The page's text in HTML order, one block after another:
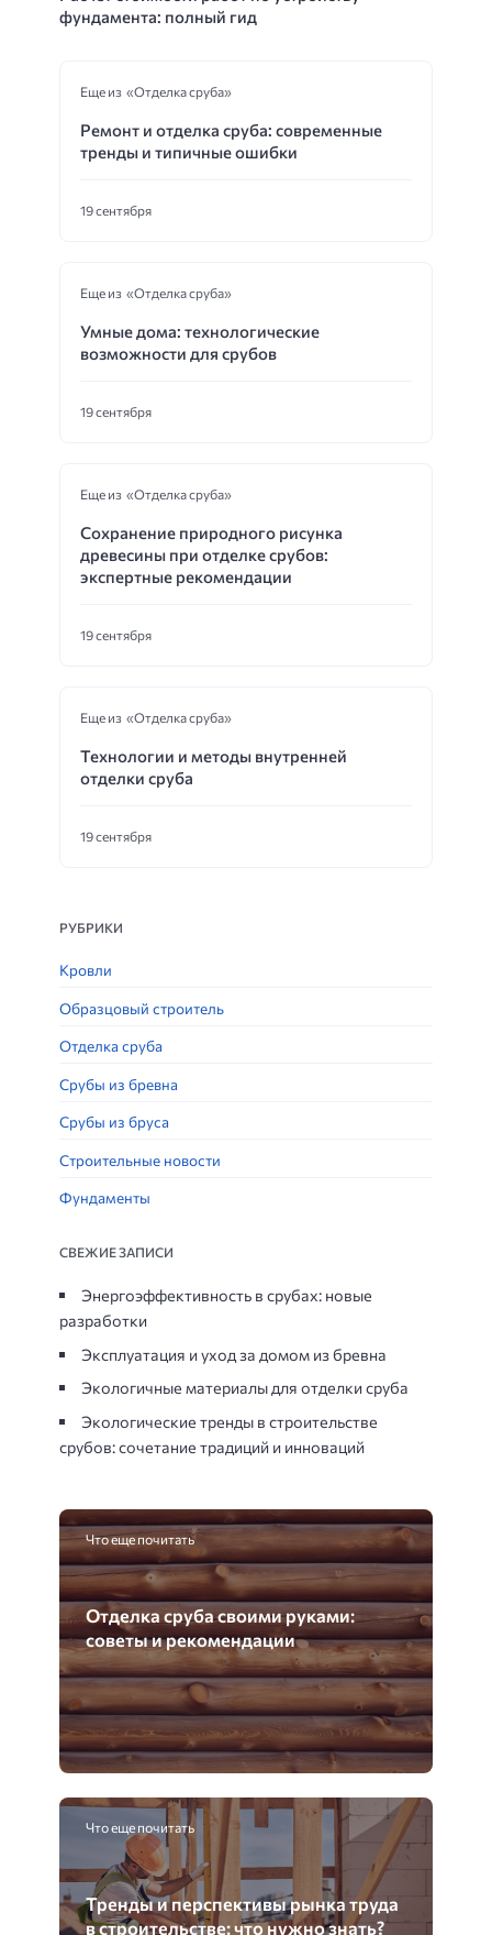
фундамента: полный гид
Еще из «Отделка сруба»
Ремонт и отделка сруба: современные
тренды и типичные ошибки
19 сентября
Еще из «Отделка сруба»
Умные дома: технологические
возможности для срубов
19 сентября
Еще из «Отделка сруба»
Сохранение природного рисунка
древесины при отделке срубов:
экспертные рекомендации
19 сентября
Еще из «Отделка сруба»
Технологии и методы внутренней
отделки сруба
19 сентября
РУБРИКИ
Кровли
Образцовый строитель
Отделка сруба
Срубы из бревна
Срубы из бруса
Строительные новости
Фундаменты
СВЕЖИЕ ЗАПИСИ
Энергоэффективность в срубах: новые
разработки
Эксплуатация и уход за домом из бревна
Экологичные материалы для отделки сруба
Экологические тренды в строительстве
срубов: сочетание традиций и инноваций
Что еще почитать
Отделка сруба своими руками:
советы и рекомендации
Что еще почитать
Тренды и перспективы рынка труда
в строительстве: что нужно знать?